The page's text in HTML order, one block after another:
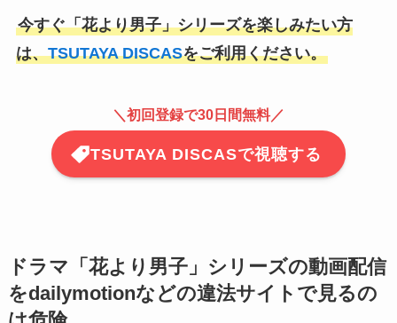
今すぐ「花より男子」シリーズを楽しみたい方
は、TSUTAYA DISCASをご利用ください。
＼ 初回登録で30日間無料／
TSUTAYA DISCASで視聴する
ドラマ「花より男子」シリーズの動画配信
をdailymotionなどの違法サイトで見るの